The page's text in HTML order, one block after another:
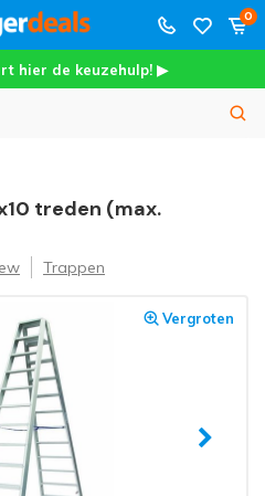
0
hier de keuzehulp! ▶
treden (max.
Trappen
Vergroten